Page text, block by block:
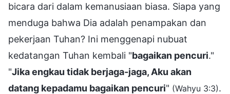
bicara dari dalam kemanusiaan biasa. Siapa yang
menduga bahwa Dia adalah penampakan dan
pekerjaan Tuhan? Ini menggenapi nubuat
kedatangan Tuhan kembali "bagaikan pencuri."
"Jika engkau tidak berjaga-jaga, Aku akan
datang kepadamu bagaikan pencuri" (Wahyu 3:3).